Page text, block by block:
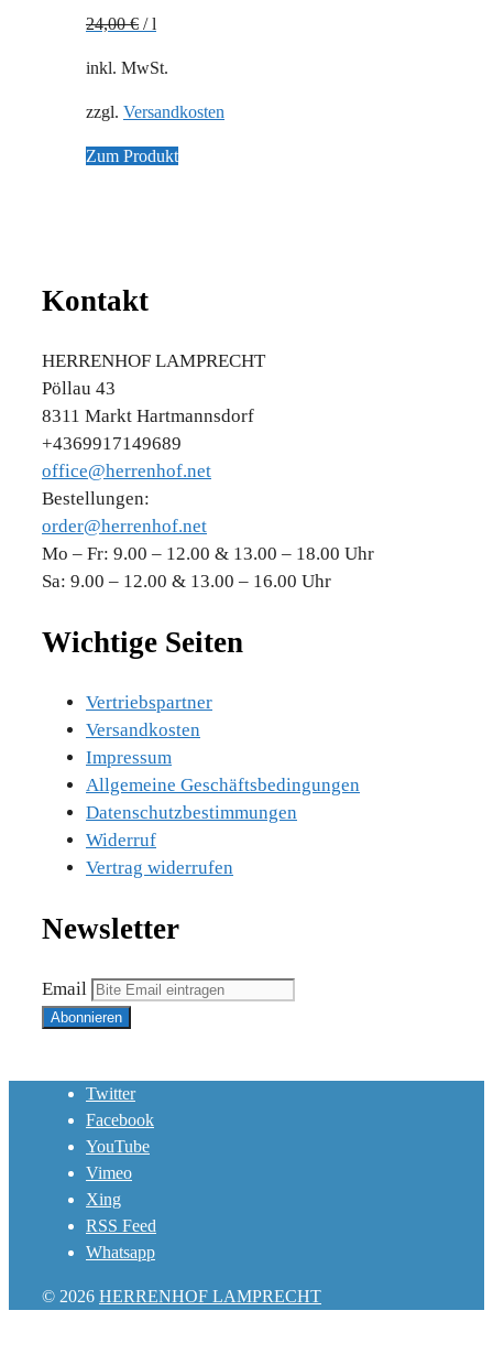
24,00€ /l
inkl. MwSt.
zzgl. Versandkosten
Zum Produkt
Kontakt
HERRENHOF LAMPRECHT
Pöllau 43
8311 Markt Hartmannsdorf
+4369917149689
office@herrenhof.net
Bestellungen:
order@herrenhof.net
Mo – Fr: 9.00 – 12.00 & 13.00 – 18.00 Uhr
Sa: 9.00 – 12.00 & 13.00 – 16.00 Uhr
Wichtige Seiten
Vertriebspartner
Versandkosten
Impressum
Allgemeine Geschäftsbedingungen
Datenschutzbestimmungen
Widerruf
Vertrag widerrufen
Newsletter
Email
Twitter
Facebook
YouTube
Vimeo
Xing
RSS Feed
Whatsapp
© 2026 HERRENHOF LAMPRECHT